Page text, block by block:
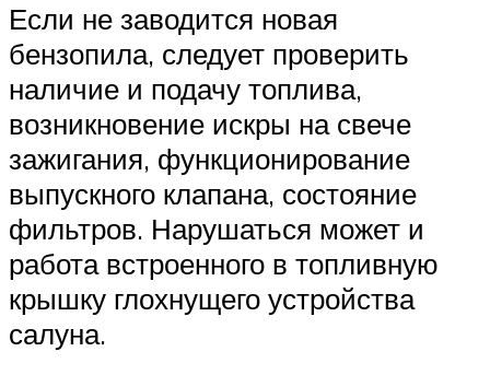
Если не заводится новая
бензопила, следует проверить
наличие и подачу топлива,
возникновение искры на свече
зажигания, функционирование
выпускного клапана, состояние
фильтров. Нарушаться может и
работа встроенного в топливную
крышку глохнущего устройства
салуна.